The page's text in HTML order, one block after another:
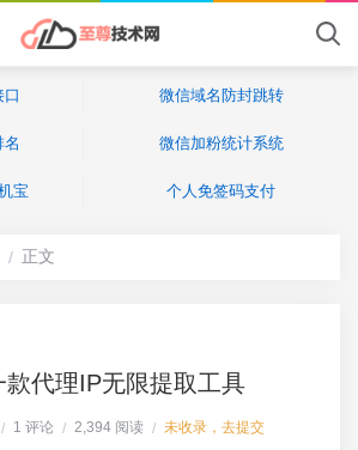
微信域名防封跳转
微信加粉统计系统
宝 个人免签码支付
/ 正文
款代理IP无限提取工具
/ 1 评论 / 2,394 阅读 / 未收录，去提交